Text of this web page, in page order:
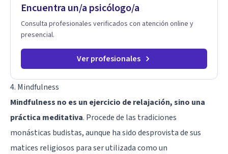
en cada etapa de tu vida.
Encuentra un/a psicólogo/a
Consulta profesionales verificados con atención online y
presencial.
Ver profesionales
4. Mindfulness
Mindfulness no es un ejercicio de relajación, sino una
práctica meditativa. Procede de las tradiciones
monásticas budistas, aunque ha sido desprovista de sus
matices religiosos para ser utilizada como un